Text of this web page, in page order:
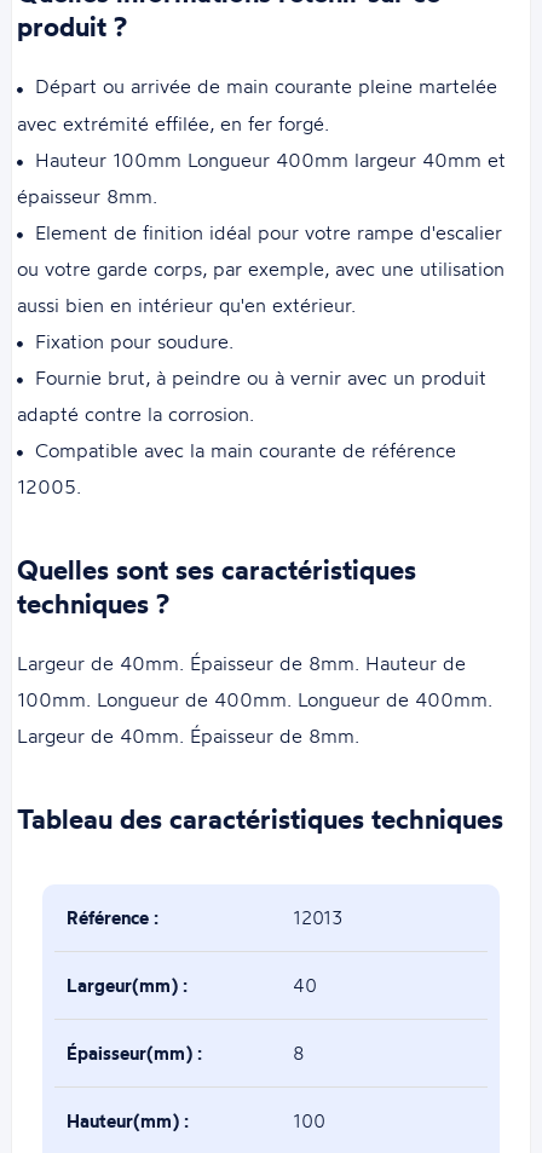
produit ?
Départ ou arrivée de main courante pleine martelée
avec extrémité effilée, en fer forgé.
Hauteur 100mm Longueur 400mm largeur 40mm et
épaisseur 8mm.
Element de finition idéal pour votre rampe d'escalier
ou votre garde corps, par exemple, avec une utilisation
aussi bien en intérieur qu'en extérieur.
Fixation pour soudure.
Fournie brut, à peindre ou à vernir avec un produit
adapté contre la corrosion.
Compatible avec la main courante de référence
12005.
Quelles sont ses caractéristiques
techniques ?
Largeur de 40mm. Épaisseur de 8mm. Hauteur de
100mm. Longueur de 400mm. Longueur de 400mm.
Largeur de 40mm. Épaisseur de 8mm.
Tableau des caractéristiques techniques
Référence : 12013
Largeur(mm) : 40
Épaisseur(mm) : 8
Hauteur(mm) : 100